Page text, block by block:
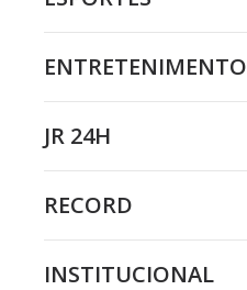
ENTRETENIMENTO
JR 24H
RECORD
INSTITUCIONAL